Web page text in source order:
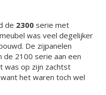
de 2300 serie met
was veel degelijker
De zijpanelen
2100 serie aan een
was op zijn zachtst
want het waren toch wel